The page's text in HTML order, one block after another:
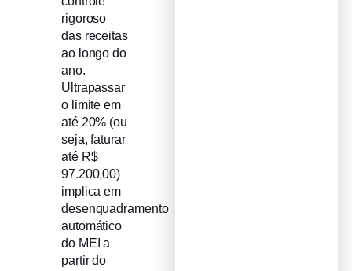
rigoroso
das receitas
ao longo do
ano.
Ultrapassar
o limite em
até 20% (ou
seja, faturar
até R$
97.200,00)
implica em
desenquadramento
automático
do MEI a
partir do